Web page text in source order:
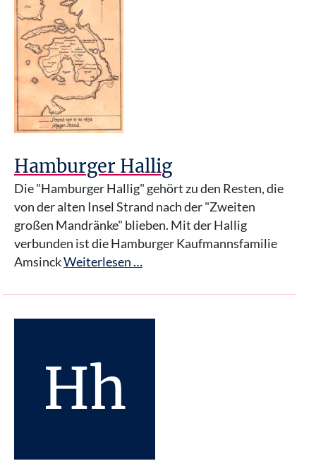
Hamburger Hallig
Die "Hamburger Hallig" gehört zu den Resten, die
von der alten Insel Strand nach der "Zweiten
großen Mandränke" blieben. Mit der Hallig
verbunden ist die Hamburger Kaufmannsfamilie
AmsinckWeiterlesen …
Hh